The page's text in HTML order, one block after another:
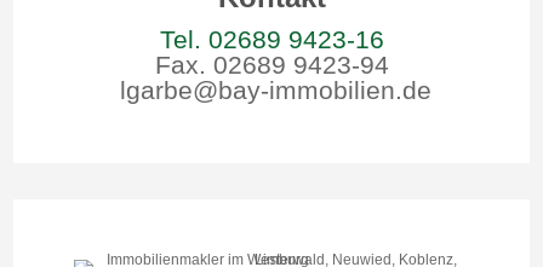
Tel. 02689 9423-16
Fax. 02689 9423-94
lgarbe@bay-immobilien.de